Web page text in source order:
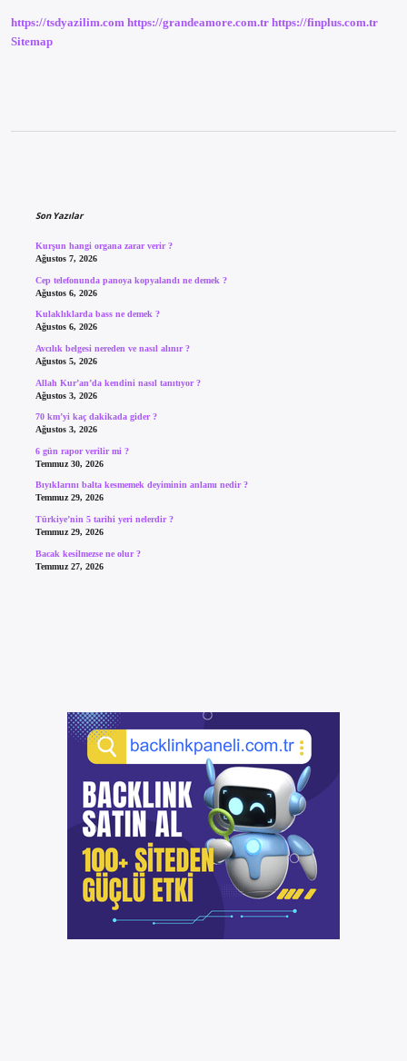
https://tsdyazilim.com https://grandeamore.com.tr https://finplus.com.tr
Sitemap
Son Yazılar
Kurşun hangi organa zarar verir ?
Ağustos 7, 2026
Cep telefonunda panoya kopyalandı ne demek ?
Ağustos 6, 2026
Kulaklıklarda bass ne demek ?
Ağustos 6, 2026
Avcılık belgesi nereden ve nasıl alınır ?
Ağustos 5, 2026
Allah Kur’an’da kendini nasıl tanıtıyor ?
Ağustos 3, 2026
70 km’yi kaç dakikada gider ?
Ağustos 3, 2026
6 gün rapor verilir mi ?
Temmuz 30, 2026
Bıyıklarını balta kesmemek deyiminin anlamı nedir ?
Temmuz 29, 2026
Türkiye’nin 5 tarihi yeri nelerdir ?
Temmuz 29, 2026
Bacak kesilmezse ne olur ?
Temmuz 27, 2026